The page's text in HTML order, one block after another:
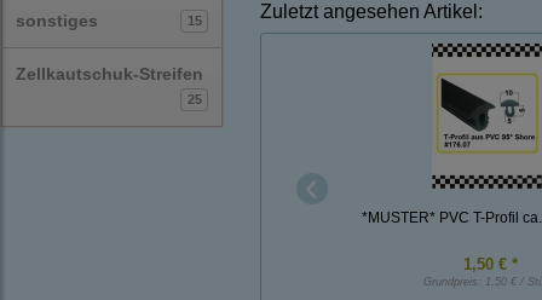
sonstiges 15
Zellkautschuk-Streifen
25
Zuletzt angesehen Artikel:
*MUSTER* PVC T-Profil
1,50 € *
Grundpreis: 1,50 € /